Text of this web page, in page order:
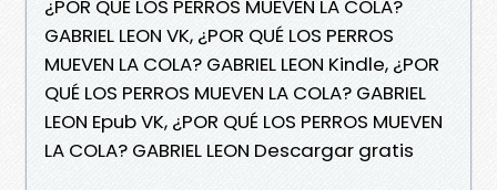
¿POR QUÉ LOS PERROS MUEVEN LA COLA?
GABRIEL LEON VK, ¿POR QUÉ LOS PERROS
MUEVEN LA COLA? GABRIEL LEON Kindle, ¿POR
QUÉ LOS PERROS MUEVEN LA COLA? GABRIEL
LEON Epub VK, ¿POR QUÉ LOS PERROS MUEVEN
LA COLA? GABRIEL LEON Descargar gratis